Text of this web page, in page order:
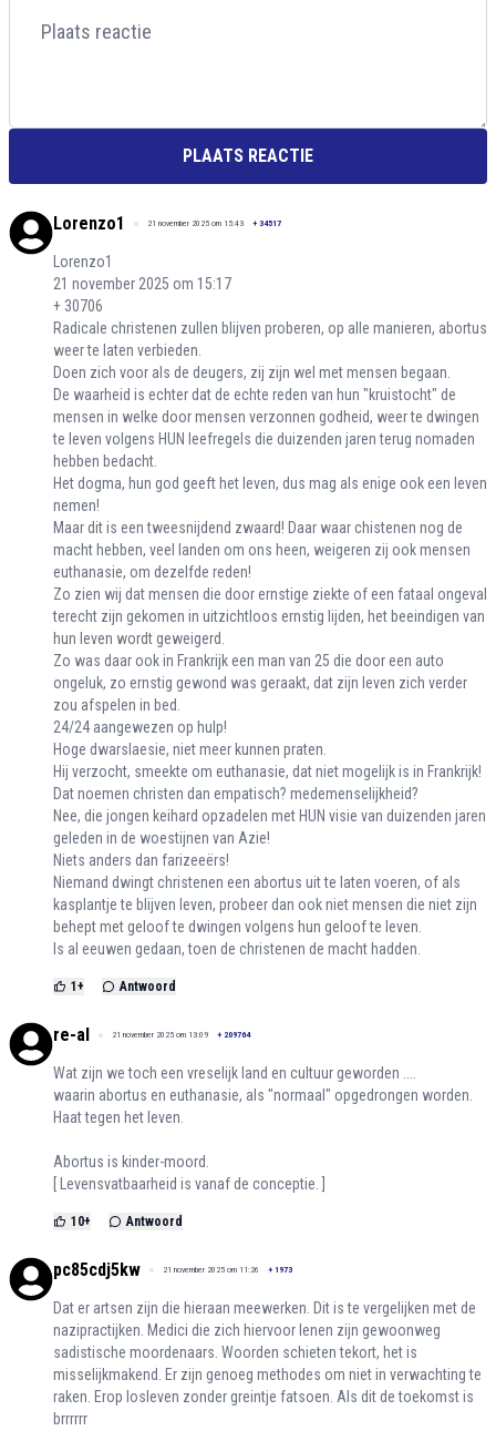
PLAATS REACTIE
Lorenzo1 21 november 2025 om 15:43 + 34517
Lorenzo1
21 november 2025 om 15:17
+ 30706
Radicale christenen zullen blijven proberen, op alle manieren, abortus
weer te laten verbieden.
Doen zich voor als de deugers, zij zijn wel met mensen begaan.
De waarheid is echter dat de echte reden van hun "kruistocht" de
mensen in welke door mensen verzonnen godheid, weer te dwingen
te leven volgens HUN leefregels die duizenden jaren terug nomaden
hebben bedacht.
Het dogma, hun god geeft het leven, dus mag als enige ook een leven
nemen!
Maar dit is een tweesnijdend zwaard! Daar waar chistenen nog de
macht hebben, veel landen om ons heen, weigeren zij ook mensen
euthanasie, om dezelfde reden!
Zo zien wij dat mensen die door ernstige ziekte of een fataal ongeval
terecht zijn gekomen in uitzichtloos ernstig lijden, het beeindigen van
hun leven wordt geweigerd.
Zo was daar ook in Frankrijk een man van 25 die door een auto
ongeluk, zo ernstig gewond was geraakt, dat zijn leven zich verder
zou afspelen in bed.
24/24 aangewezen op hulp!
Hoge dwarslaesie, niet meer kunnen praten.
Hij verzocht, smeekte om euthanasie, dat niet mogelijk is in Frankrijk!
Dat noemen christen dan empatisch? medemenselijkheid?
Nee, die jongen keihard opzadelen met HUN visie van duizenden jaren
geleden in de woestijnen van Azie!
Niets anders dan farizeeërs!
Niemand dwingt christenen een abortus uit te laten voeren, of als
kasplantje te blijven leven, probeer dan ook niet mensen die niet zijn
behept met geloof te dwingen volgens hun geloof te leven.
Is al eeuwen gedaan, toen de christenen de macht hadden.
1 + Antwoord
re-al 21 november 2025 om 13:09 + 209764
Wat zijn we toch een vreselijk land en cultuur geworden ....
waarin abortus en euthanasie, als "normaal" opgedrongen worden.
Haat tegen het leven.
Abortus is kinder-moord.
[ Levensvatbaarheid is vanaf de conceptie. ]
10+ Antwoord
pc85cdj5kw 21 november 2025 om 11:26 + 1973
Dat er artsen zijn die hieraan meewerken. Dit is te vergelijken met de
nazipractijken. Medici die zich hiervoor lenen zijn gewoonweg
sadistische moordenaars. Woorden schieten tekort, het is
misselijkmakend. Er zijn genoeg methodes om niet in verwachting te
raken. Erop losleven zonder greintje fatsoen. Als dit de toekomst is
brrrrrr